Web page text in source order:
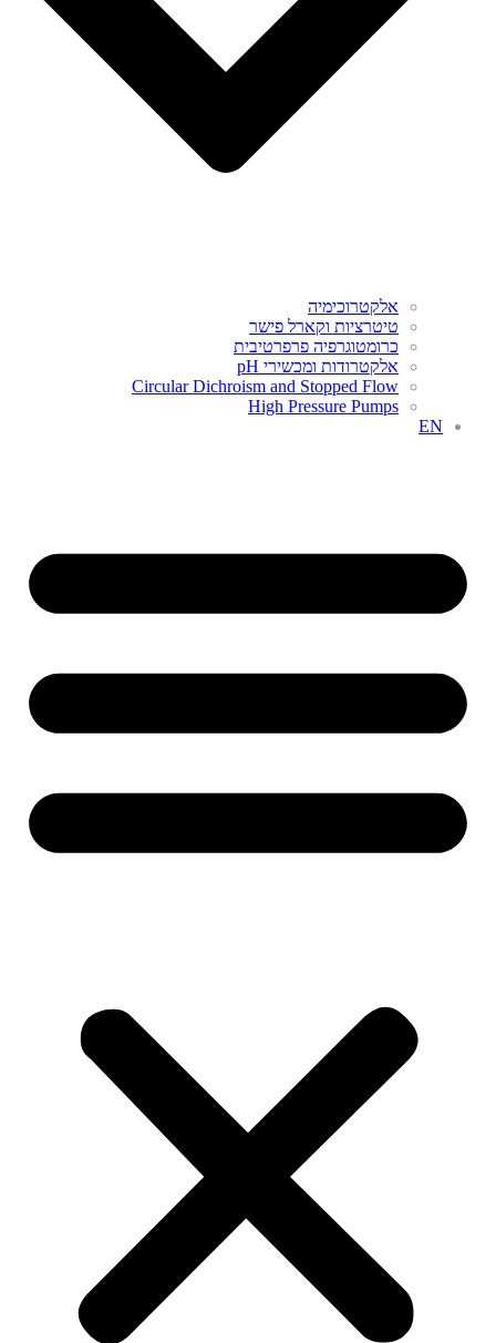
אלקטרוכימיה
טיטרציות וקארל פישר
כרומטוגרפיה פרפרטיבית
אלקטרודות ומכשירי pH
Circular Dichroism and Stopped Flow
High Pressure Pumps
EN